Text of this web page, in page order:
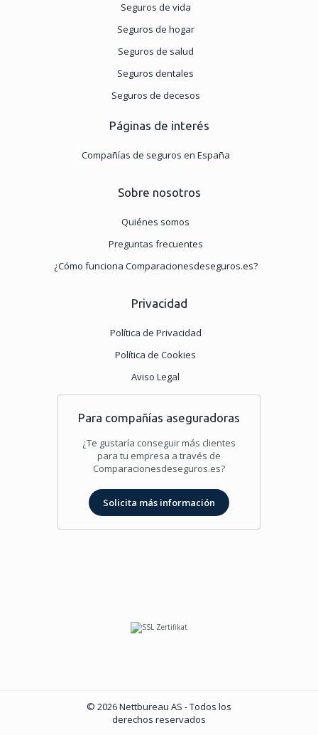
Seguros de vida
Seguros de hogar
Seguros de salud
Seguros dentales
Seguros de decesos
Páginas de interés
Compañías de seguros en España
Sobre nosotros
Quiénes somos
Preguntas frecuentes
¿Cómo funciona Comparacionesdeseguros.es?
Privacidad
Política de Privacidad
Política de Cookies
Aviso Legal
Para compañías aseguradoras
¿Te gustaría conseguir más clientes
para tu empresa a través de
Comparacionesdeseguros.es?
Solicita más información
© 2026 Nettbureau AS - Todos los
derechos reservados